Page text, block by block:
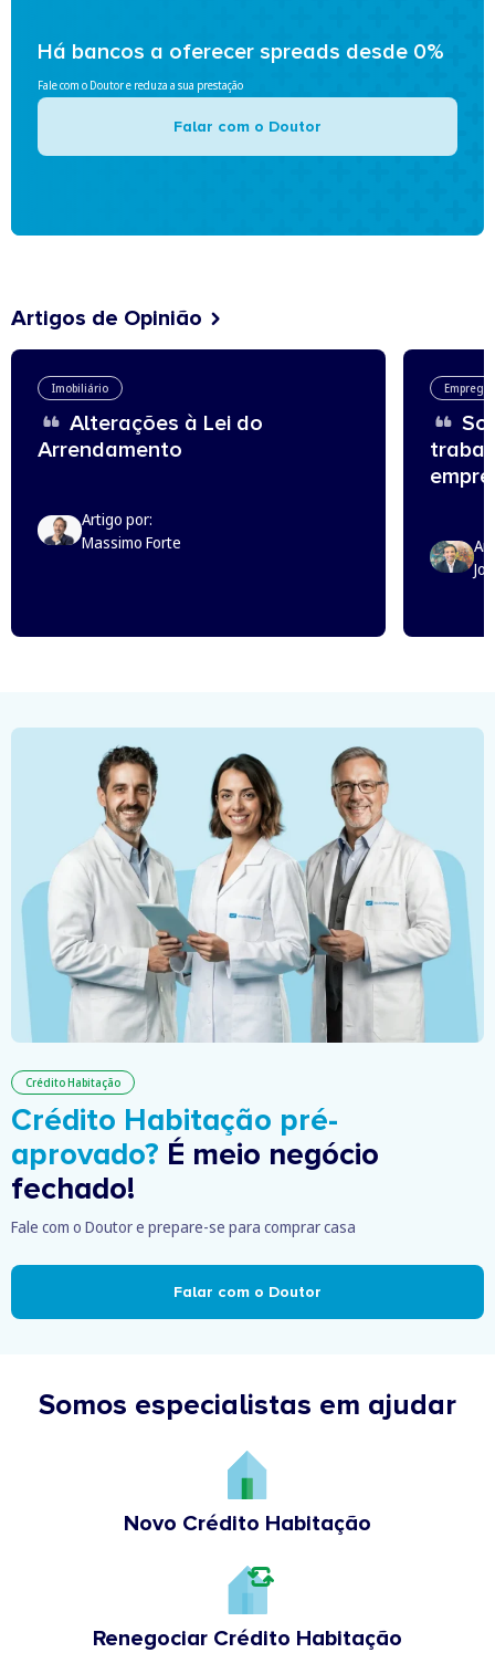
Há bancos a oferecer spreads desde 0%
Fale com o Doutor e reduza a sua prestação
Falar com o Doutor
Artigos de Opinião
Imobiliário
Alterações à Lei do
Arrendamento
Artigo por:
Massimo Forte
Emprego
Crédito Habitação
Crédito Habitação pré-
aprovado? É meio negócio
fechado!
Fale com o Doutor e prepare-se para comprar casa
Falar com o Doutor
Somos especialistas em ajudar
Novo Crédito Habitação
Renegociar Crédito Habitação